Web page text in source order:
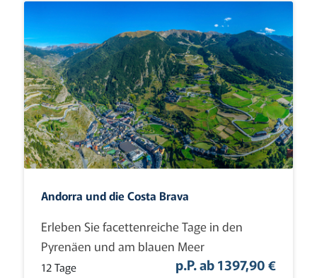
Andorra und die Costa Brava
Erleben Sie facettenreiche Tage in den
Pyrenäen und am blauen Meer
12 Tage
p.P. ab 1397,90 €